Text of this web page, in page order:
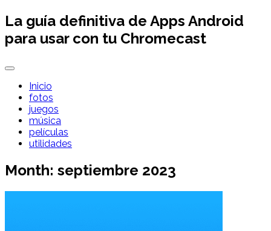
La guía definitiva de Apps Android
para usar con tu Chromecast
Inicio
fotos
juegos
música
películas
utilidades
Month: septiembre 2023